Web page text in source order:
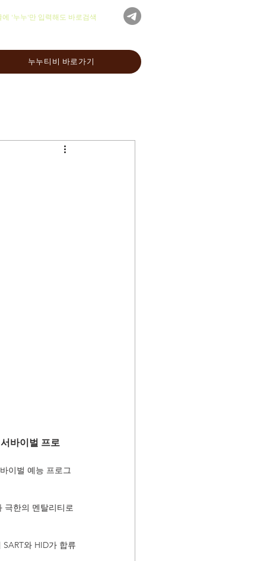
에 '누누'만 입력해도 바로검색
누누티비 바로가기
바이벌 프로
이벌 예능 프로그
극한의 멘탈리티로
와 HID가 합류